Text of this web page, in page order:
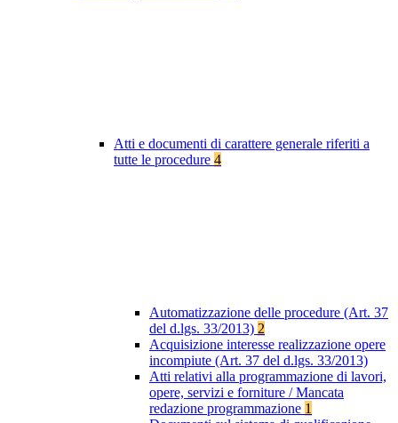
Atti e documenti di carattere generale riferiti a
tutte le procedure 4
Automatizzazione delle procedure (Art. 37
del d.lgs. 33/2013) 2
Acquisizione interesse realizzazione opere
incompiute (Art. 37 del d.lgs. 33/2013)
Atti relativi alla programmazione di lavori,
opere, servizi e forniture / Mancata
redazione programmazione 1